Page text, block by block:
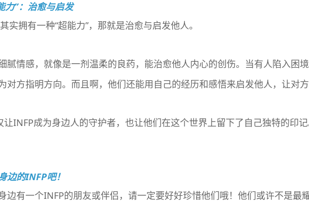
力”：治愈与启发
实拥有一种“超能力”，那就是治愈与启发他人。
腻情感，就像是一剂温柔的良药，能治愈他人内心的创伤。当有人陷入困
对方指明方向。而且啊，他们还能用自己的经历和感悟来启发他人，让对
让INFP成为身边人的守护者，也让他们在这个世界上留下了自己独特的印
边的INFP吧！
边有一个INFP的朋友或伴侣，请一定要好好珍惜他们哦！他们或许不是最